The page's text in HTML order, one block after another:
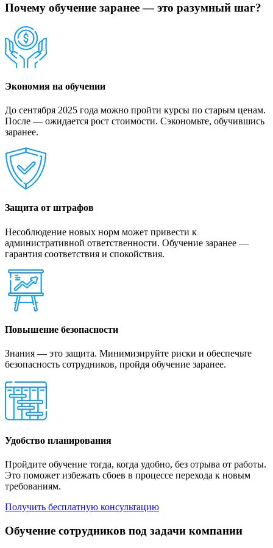
Почему обучение заранее — это разумный шаг?
Экономия на обучении
До сентября 2025 года можно пройти курсы по старым ценам.
После — ожидается рост стоимости. Сэкономьте, обучившись
заранее.
Защита от штрафов
Несоблюдение новых норм может привести к
административной ответственности. Обучение заранее —
гарантия соответствия и спокойствия.
Повышение безопасности
Знания — это защита. Минимизируйте риски и обеспечьте
безопасность сотрудников, пройдя обучение заранее.
Удобство планирования
Пройдите обучение тогда, когда удобно, без отрыва от работы.
Это поможет избежать сбоев в процессе перехода к новым
требованиям.
Получить бесплатную консультацию
Обучение сотрудников под задачи компании